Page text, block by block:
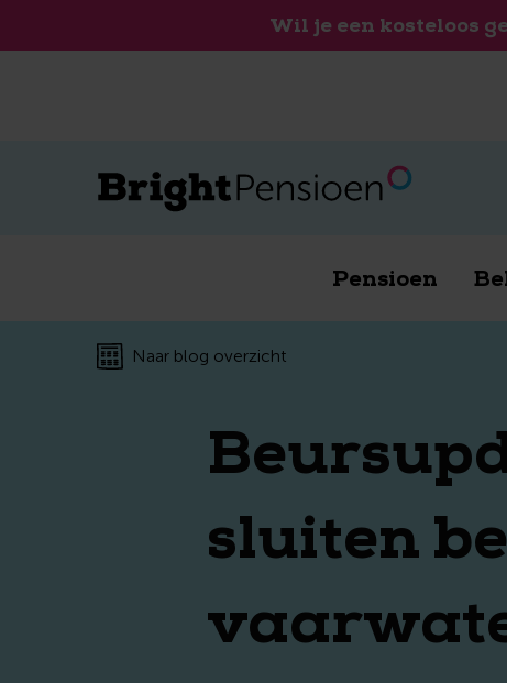
Wil je een kosteloos
Pensioen
Naar blog overzicht
sluiten